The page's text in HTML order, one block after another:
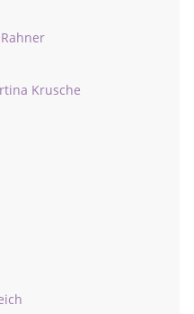
Krusche